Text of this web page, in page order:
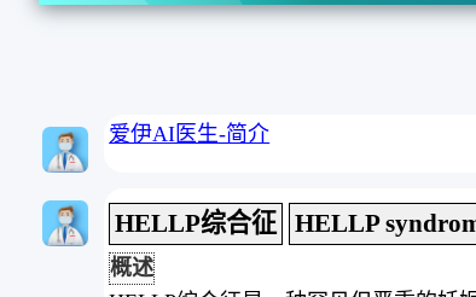
爱伊AI医生-简介
HELLP综合征 HELLP
概述